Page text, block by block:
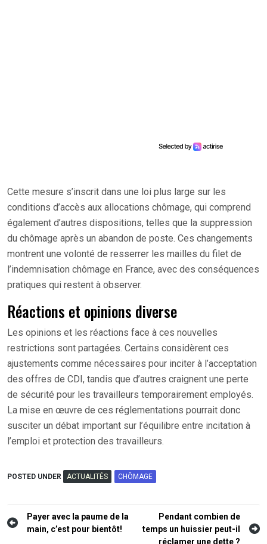
Cette mesure s’inscrit dans une loi plus large sur les
conditions d’accès aux allocations chômage, qui comprend
également d’autres dispositions, telles que la suppression
du chômage après un abandon de poste. Ces changements
montrent une volonté de resserrer les mailles du filet de
l’indemnisation chômage en France, avec des conséquences
pratiques qui restent à observer.
Réactions et opinions diverse
Les opinions et les réactions face à ces nouvelles
restrictions sont partagées. Certains considèrent ces
ajustements comme nécessaires pour inciter à l’acceptation
des offres de CDI, tandis que d’autres craignent une perte
de sécurité pour les travailleurs temporairement employés.
La mise en œuvre de ces réglementations pourrait donc
susciter un débat important sur l’équilibre entre incitation à
l’emploi et protection des travailleurs.
POSTED UNDER ACTUALITÉS CHÔMAGE
Navigation
Payer avec la paume de la
main, c’est pour bientôt!
Pendant combien de
temps un huissier peut-il
réclamer une dette ?